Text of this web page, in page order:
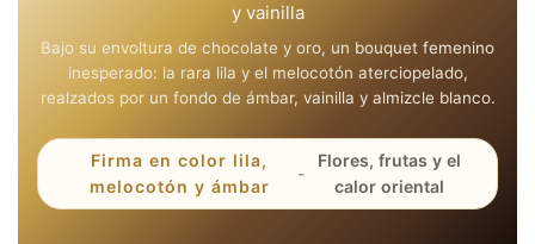
y vainilla
Bajo su envoltura de chocolate y oro, un bouquet femenino
inesperado: la rara lila y el melocotón aterciopelado,
realzados por un fondo de ámbar, vainilla y almizcle blanco.
Firma en color lila,
melocotón y ámbar
-
Flores, frutas y el
calor oriental